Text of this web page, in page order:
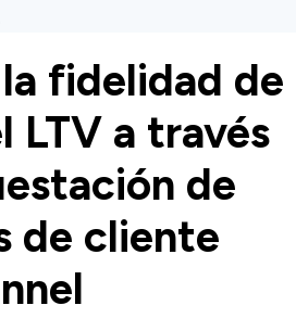
fidelidad de
LTV a través
de
de cliente